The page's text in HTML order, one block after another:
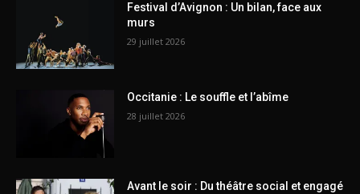
Festival d’Avignon : Un bilan, face aux
murs
29 juillet 2026
Occitanie : Le souffle et l’abîme
28 juillet 2026
Avant le soir : Du théâtre social et engagé